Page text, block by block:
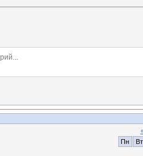
Пн
Вт